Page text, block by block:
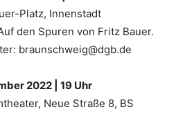
Platz, Innenstadt
den Spuren von Fritz Bauer.
braunschweig@dgb.de
2022 | 19 Uhr
Neue Straße 8, BS